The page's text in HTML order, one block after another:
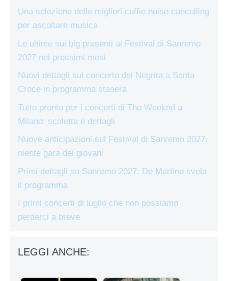
Una selezione delle migliori cuffie noise cancelling
per ascoltare musica
Le ultime sui big presenti al Festival di Sanremo
2027 nei prossimi mesi
Nuovi dettagli sul concerto dei Negrita a Santa
Croce in programma stasera
Tutto pronto per i concerti di The Weeknd a
Milano: scaletta e dettagli
Nuove anticipazioni sul Festival di Sanremo 2027:
niente gara dei giovani
Primi dettagli su Sanremo 2027: De Martino svela
il programma
I primi concerti di luglio che non possiamo
perderci a breve
LEGGI ANCHE: